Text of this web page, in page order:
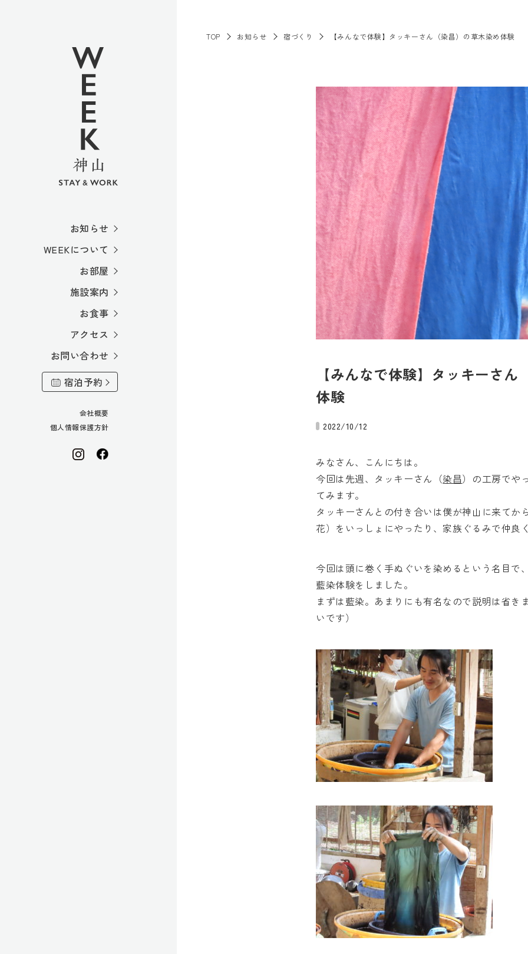
お知らせ
WEEKについて
お部屋
施設案内
お食事
アクセス
お問い合わせ
宿泊予約
会社概要
個人情報保護方針
TOP お知らせ 宿づくり 【みんなで体験】タッキーさん（染昌）の草木染め体験
【みんなで体験】タッキーさ
体験
2022/10/12
みなさん、こんにちは。
今回は先週、タッキーさん（染昌）の工房でや
てみます。
タッキーさんとの付き合いは僕が神山に来てか
花）をいっしょにやったり、家族ぐるみで仲良
今回は頭に巻く手ぬぐいを染めるという名目で
藍染体験をしました。
まずは藍染。あまりにも有名なので説明は省き
いです）